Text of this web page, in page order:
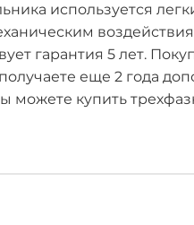
используется
гарантия 5 лет.
еще 2 года
можете купить